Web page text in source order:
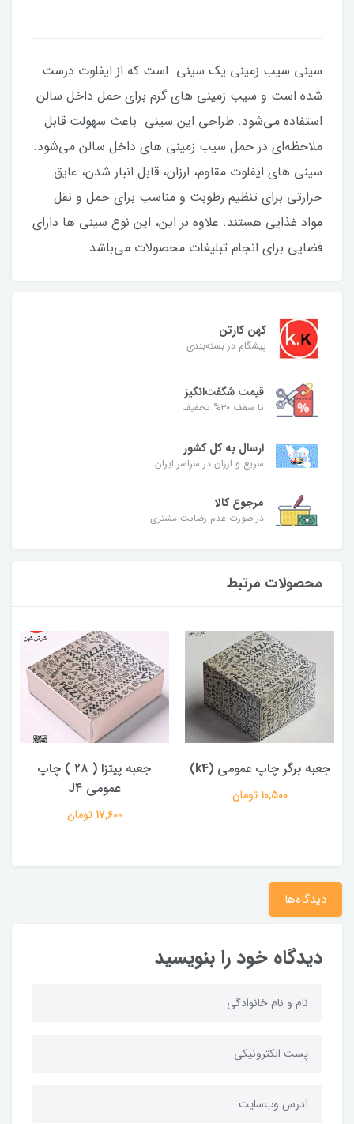
سینی سیب زمینی یک سینی است که از ایفلوت درست
شده است و سیب زمینی های گرم برای حمل داخل سالن
استفاده می‌شود. طراحی این سینی باعث سهولت قابل
ملاحظه‌ای در حمل سیب زمینی های داخل سالن می‌شود.
سینی های ایفلوت مقاوم، ارزان، قابل انبار شدن، عایق
حرارتی برای تنظیم رطوبت و مناسب برای حمل و نقل
مواد غذایی هستند. علاوه بر این، این نوع سینی ها دارای
فضایی برای انجام تبلیغات محصولات می‌باشد.
کهن کارتن
پیشگام در بسته‌بندی
قیمت شگفت‌انگیز
تا سقف ۳۰% تخفیف
ارسال به کل کشور
سریع و ارزان در سراسر ایران
مرجوع کالا
در صورت عدم رضایت مشتری
محصولات مرتبط
جعبه پیتزا ( 28 ) چاپ
عمومی J4
جعبه پیتزا ( 28 ) چاپ
عمومی J3
17,600 تومان
دیدگاه‌ها
دیدگاه خود را بنویسید